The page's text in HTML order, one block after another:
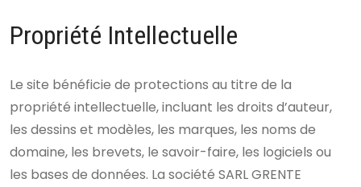
Propriété Intellectuelle
Le site bénéficie de protections au titre de la
propriété intellectuelle, incluant les droits d’auteur,
les dessins et modèles, les marques, les noms de
domaine, les brevets, le savoir-faire, les logiciels ou
les bases de données. La société SARL GRENTE